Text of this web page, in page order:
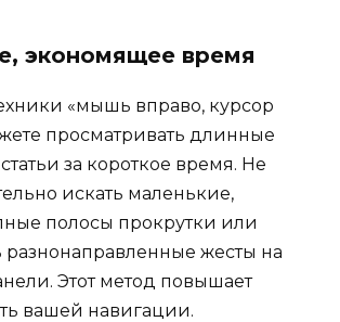
экономящее время
«мышь вправо, курсор
просматривать длинные
за короткое время. Не
искать маленькие,
полосы прокрутки или
разнонаправленные жесты на
Этот метод повышает
вашей навигации.